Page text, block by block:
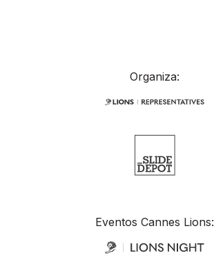
Organiza:
Eventos Cannes Lions: